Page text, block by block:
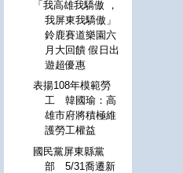
「我高雄我驕傲 ，
我屏東我驕傲」
鈴鹿賽道樂園六
月大回饋 假日出
遊超優惠
表揚108年模範勞
工 韓國瑜：高
雄市府將積極維
護勞工權益
國民黨屏東縣黨
部 5/31喬遷新